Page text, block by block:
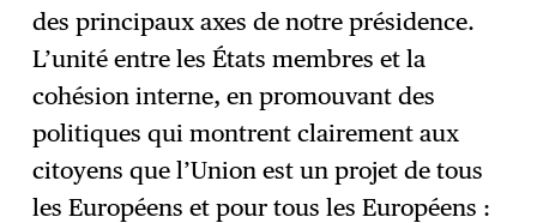
des principaux axes de notre présidence.
L’unité entre les États membres et la
cohésion interne, en promouvant des
politiques qui montrent clairement aux
citoyens que l’Union est un projet de tous
les Européens et pour tous les Européens :